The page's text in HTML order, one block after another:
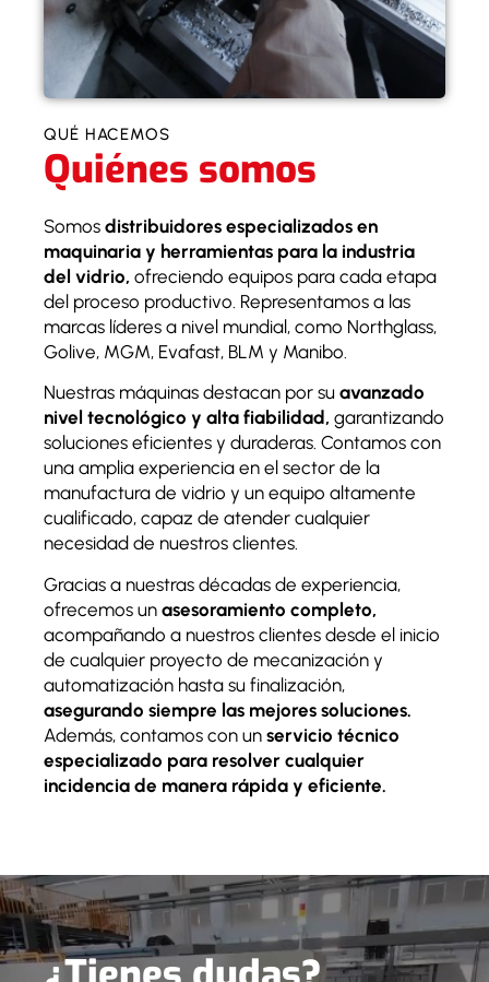
QUÉ HACEMOS
Quiénes somos
Somos distribuidores especializados en
maquinaria y herramientas para la industria
del vidrio, ofreciendo equipos para cada etapa
del proceso productivo. Representamos a las
marcas líderes a nivel mundial, como Northglass,
Golive, MGM, Evafast, BLM y Manibo.
Nuestras máquinas destacan por su avanzado
nivel tecnológico y alta fiabilidad, garantizando
soluciones eficientes y duraderas. Contamos con
una amplia experiencia en el sector de la
manufactura de vidrio y un equipo altamente
cualificado, capaz de atender cualquier
necesidad de nuestros clientes.
Gracias a nuestras décadas de experiencia,
ofrecemos un asesoramiento completo,
acompañando a nuestros clientes desde el inicio
de cualquier proyecto de mecanización y
automatización hasta su finalización,
asegurando siempre las mejores soluciones.
Además, contamos con un servicio técnico
especializado para resolver cualquier
incidencia de manera rápida y eficiente.